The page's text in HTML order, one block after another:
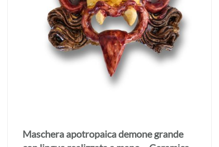
Maschera apotropaica demone grande